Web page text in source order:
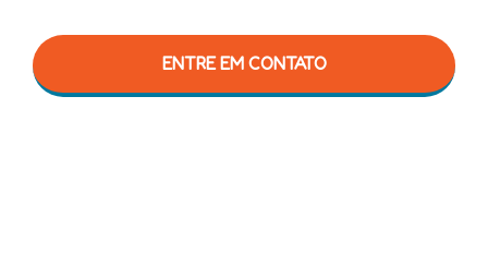
ENTRE EM CONTATO